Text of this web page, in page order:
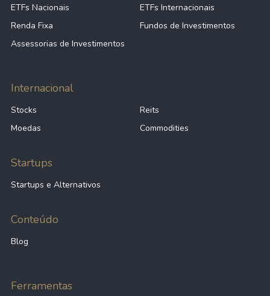
ETFs Nacionais
ETFs Internacionais
Renda Fixa
Fundos de Investimentos
Assessorias de Investimentos
Internacional
Stocks
Reits
Moedas
Commodities
Startups
Startups e Alternativos
Conteúdo
Blog
Ferramentas